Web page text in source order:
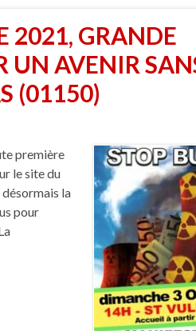
2021, GRANDE
UN AVENIR
(01150)
première
le site du
la
pour